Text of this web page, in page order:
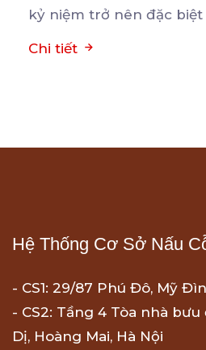
kỷ niệm trở nên đặc biệt
Chi tiết
Hệ Thống Cơ Sở Nấu
- CS1: 29/87 Phú Đô, Mỹ
- CS2: Tầng 4 Tòa nhà
Dị, Hoàng Mai, Hà Nội